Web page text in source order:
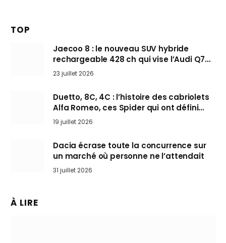
TOP
Jaecoo 8 : le nouveau SUV hybride
rechargeable 428 ch qui vise l’Audi Q7
arrive en Europe cet automne
23 juillet 2026
Duetto, 8C, 4C : l’histoire des cabriolets
Alfa Romeo, ces Spider qui ont défini
l’art de rouler cheveux au vent
19 juillet 2026
Dacia écrase toute la concurrence sur
un marché où personne ne l’attendait
31 juillet 2026
À LIRE